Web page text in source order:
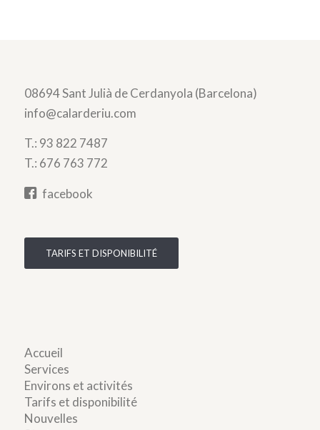
08694 Sant Julià de Cerdanyola (Barcelona)
info@calarderiu.com
T.: 93 822 7487
T.: 676 763 772
facebook
TARIFS ET DISPONIBILITÉ
Accueil
Services
Environs et activités
Tarifs et disponibilité
Nouvelles